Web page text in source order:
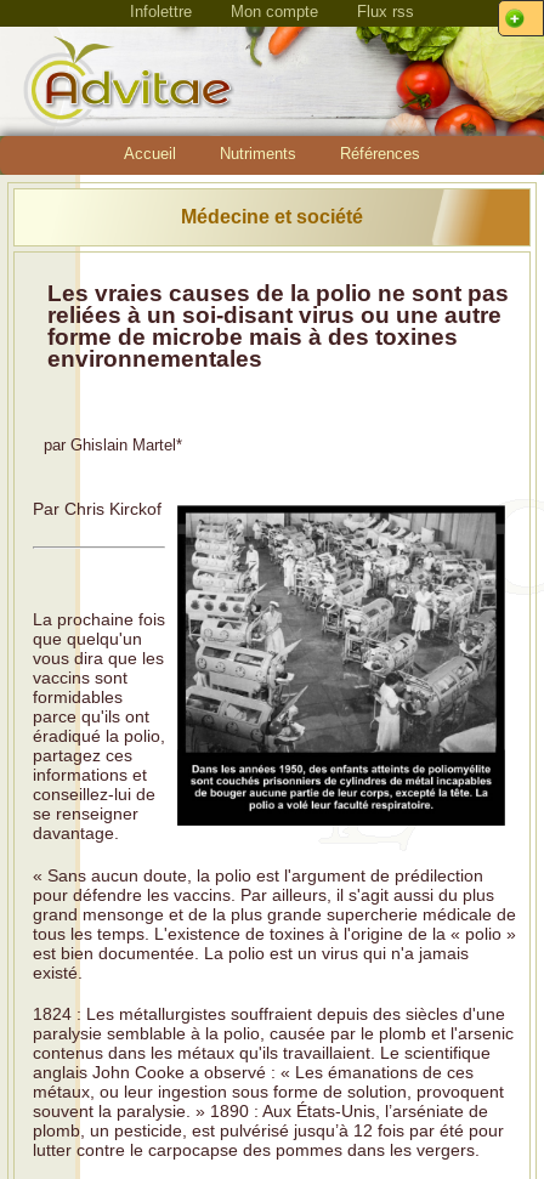
Infolettre Mon compte Flux rss
Accueil Nutriments Références
Médecine et société
Les vraies causes de la polio ne sont pas
reliées à un soi-disant virus ou une autre
forme de microbe mais à des toxines
environnementales
par Ghislain Martel *
Par Chris Kirckof
La prochaine fois
que quelqu'un
vous dira que les
vaccins sont
formidables
parce qu'ils ont
éradiqué la polio,
partagez ces
informations et
conseillez-lui de
se renseigner
davantage.
« Sans aucun doute, la polio est l'argument de prédilection
pour défendre les vaccins. Par ailleurs, il s'agit aussi du plus
grand mensonge et de la plus grande supercherie médicale de
tous les temps. L'existence de toxines à l'origine de la « polio »
est bien documentée. La polio est un virus qui n'a jamais
existé.
1824 : Les métallurgistes souffraient depuis des siècles d'une
paralysie semblable à la polio, causée par le plomb et l'arsenic
contenus dans les métaux qu'ils travaillaient. Le scientifique
anglais John Cooke a observé : « Les émanations de ces
métaux, ou leur ingestion sous forme de solution, provoquent
souvent la paralysie. » 1890 : Aux États-Unis, l’arséniate de
plomb, un pesticide, est pulvérisé jusqu’à 12 fois par été pour
lutter contre le carpocapse des pommes dans les vergers.